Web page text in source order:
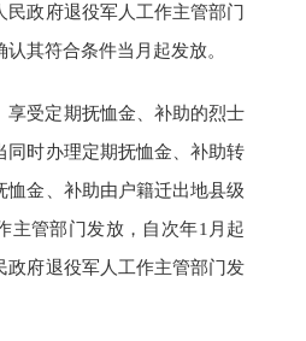
民政府退役军人工作主管部门
其符合条件当月起发放。
定期抚恤金、补助的烈士
同时办理定期抚恤金、补助转
恤金、补助由户籍迁出地县级
主管部门发放，自次年1月起
政府退役军人工作主管部门发